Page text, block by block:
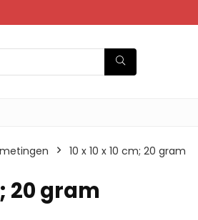
‎10 x 10 x 10 cm; 20 gram
20 gram